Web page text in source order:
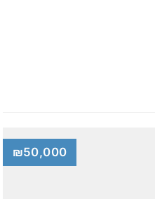
₪50,000